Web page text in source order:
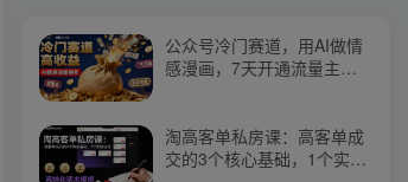
公众号冷门赛道，用AI做情
感漫画，7天开通流量主，
淘高客单私房课：高客单成
交的3个核心基础，1个实操